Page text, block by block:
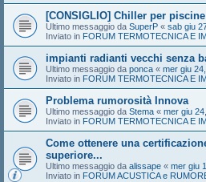
[CONSIGLIO] Chiller per piscine
Ultimo messaggio da SuperP « sab giu
Inviato in FORUM TERMOTECNICA E
impianti radianti vecchi senza
Ultimo messaggio da ponca « mer giu
Inviato in FORUM TERMOTECNICA E
Problema rumorosità Innova
Ultimo messaggio da Stema « mer giu
Inviato in FORUM TERMOTECNICA E
Come ottenere una
superiore...
Ultimo messaggio da alissape « mer giu
Inviato in FORUM ACUSTICA e